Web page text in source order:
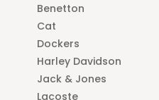
Benetton
Cat
Dockers
Harley Davidson
Jack & Jones
Lacoste